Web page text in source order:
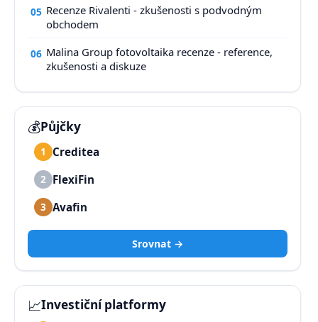
05 Recenze Rivalenti - zkušenosti s podvodným
obchodem
06 Malina Group fotovoltaika recenze - reference,
zkušenosti a diskuze
💰Půjčky
1 Creditea
2 FlexiFin
3 Avafin
Srovnat →
📈Investiční platformy